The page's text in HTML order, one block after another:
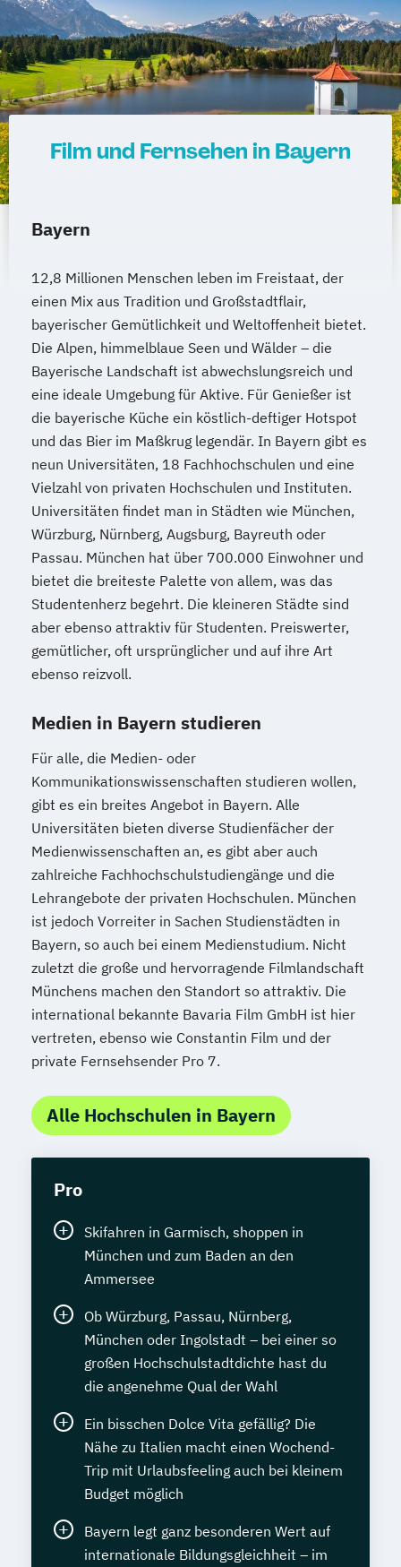
Film und Fernsehen in Bayern
Bayern
12,8 Millionen Menschen leben im Freistaat, der
einen Mix aus Tradition und Großstadtflair,
bayerischer Gemütlichkeit und Weltoffenheit bietet.
Die Alpen, himmelblaue Seen und Wälder – die
Bayerische Landschaft ist abwechslungsreich und
eine ideale Umgebung für Aktive. Für Genießer ist
die bayerische Küche ein köstlich-deftiger Hotspot
und das Bier im Maßkrug legendär. In Bayern gibt es
neun Universitäten, 18 Fachhochschulen und eine
Vielzahl von privaten Hochschulen und Instituten.
Universitäten findet man in Städten wie München,
Würzburg, Nürnberg, Augsburg, Bayreuth oder
Passau. München hat über 700.000 Einwohner und
bietet die breiteste Palette von allem, was das
Studentenherz begehrt. Die kleineren Städte sind
aber ebenso attraktiv für Studenten. Preiswerter,
gemütlicher, oft ursprünglicher und auf ihre Art
ebenso reizvoll.
Medien in Bayern studieren
Für alle, die Medien- oder
Kommunikationswissenschaften studieren wollen,
gibt es ein breites Angebot in Bayern. Alle
Universitäten bieten diverse Studienfächer der
Medienwissenschaften an, es gibt aber auch
zahlreiche Fachhochschulstudiengänge und die
Lehrangebote der privaten Hochschulen. München
ist jedoch Vorreiter in Sachen Studienstädten in
Bayern, so auch bei einem Medienstudium. Nicht
zuletzt die große und hervorragende Filmlandschaft
Münchens machen den Standort so attraktiv. Die
international bekannte Bavaria Film GmbH ist hier
vertreten, ebenso wie Constantin Film und der
private Fernsehsender Pro 7.
Alle Hochschulen in Bayern
Pro
Skifahren in Garmisch, shoppen in
München und zum Baden an den
Ammersee
Ob Würzburg, Passau, Nürnberg,
München oder Ingolstadt – bei einer so
großen Hochschulstadtdichte hast du
die angenehme Qual der Wahl
Ein bisschen Dolce Vita gefällig? Die
Nähe zu Italien macht einen Wochend-
Trip mit Urlaubsfeeling auch bei kleinem
Budget möglich
Bayern legt ganz besonderen Wert auf
internationale Bildungsgleichheit – im